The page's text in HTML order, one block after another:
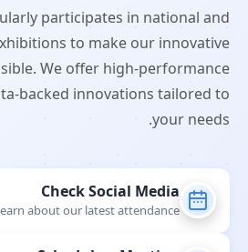
participates in national and
to make our innovative
We offer high-performance
backed innovations tailored to
your needs.
Check Social Media
about our latest attendance.